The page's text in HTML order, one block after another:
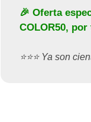
🎉 Oferta
COLOR50, por
⭐️⭐️⭐️ Ya son